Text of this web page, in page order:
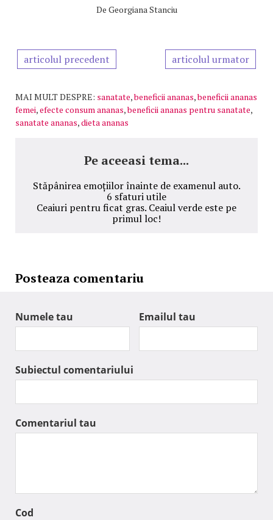
De Georgiana Stanciu
articolul precedent articolul urmator
MAI MULT DESPRE: sanatate,beneficii ananas,beneficii ananas
femei,efecte consum ananas,beneficii ananas pentru sanatate,
sanatate ananas,dieta ananas
Pe aceeasi tema...
Stăpânirea emoțiilor înainte de examenul auto.
6 sfaturi utile
Ceaiuri pentru ficat gras. Ceaiul verde este pe
primul loc!
Posteaza comentariu
Numele tau Emailul tau
Subiectul comentariului
Comentariul tau
Cod